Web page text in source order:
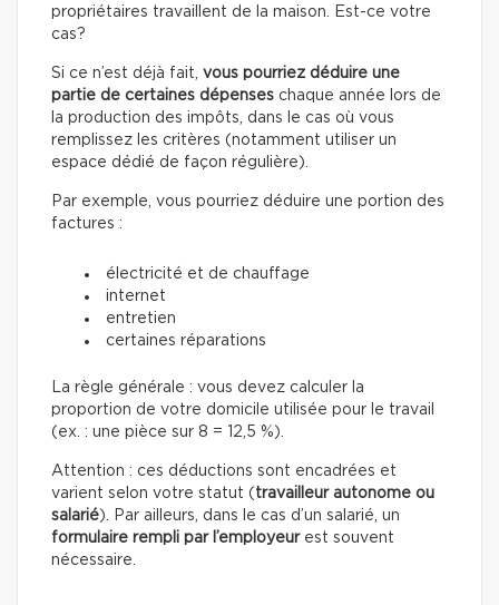
propriétaires travaillent de la maison. Est-ce votre
cas?
Si ce n’est déjà fait, vous pourriez déduire une
partie de certaines dépenses chaque année lors de
la production des impôts, dans le cas où vous
remplissez les critères (notamment utiliser un
espace dédié de façon régulière).
Par exemple, vous pourriez déduire une portion des
factures :
électricité et de chauffage
internet
entretien
certaines réparations
La règle générale : vous devez calculer la
proportion de votre domicile utilisée pour le travail
(ex. : une pièce sur 8 = 12,5 %).
Attention : ces déductions sont encadrées et
varient selon votre statut ( travailleur autonome ou
salarié). Par ailleurs, dans le cas d’un salarié, un
formulaire rempli par l’employeur est souvent
nécessaire.